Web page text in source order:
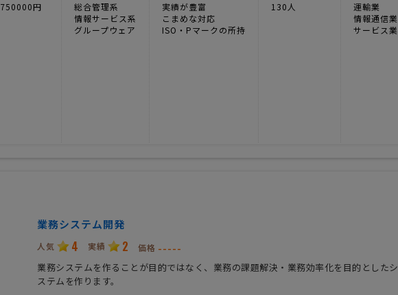
750000円
総合管理系
情報サービス系
グループウェア
実績が豊富
こまめな対応
ISO・Pマークの所持
130人
運輸業
情報通信業
サービス業
業務システム開発
人気 4 実績 2 価格 -----
業務システムを作ることが目的ではなく、業務の課題解決・業務効率化を目的としたシ
ステムを作ります。